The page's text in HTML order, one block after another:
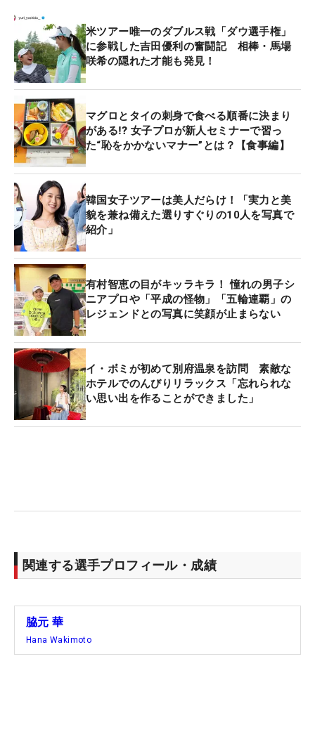
米ツアー唯一のダブルス戦「ダウ選手権」
に参戦した吉田優利の奮闘記 相棒・馬場
咲希の隠れた才能も発見！
マグロとタイの刺身で食べる順番に決まり
がある⁉ 女子プロが新人セミナーで習っ
た“恥をかかないマナー”とは？【食事編】
韓国女子ツアーは美人だらけ！「実力と美
貌を兼ね備えた選りすぐりの10人を写真で
紹介」
有村智恵の目がキッラキラ！ 憧れの男子シ
ニアプロや「平成の怪物」「五輪連覇」の
レジェンドとの写真に笑顔が止まらない
イ・ボミが初めて別府温泉を訪問 素敵な
ホテルでのんびりリラックス「忘れられな
い思い出を作ることができました」
関連する選手プロフィール・成績
脇元 華
Hana Wakimoto